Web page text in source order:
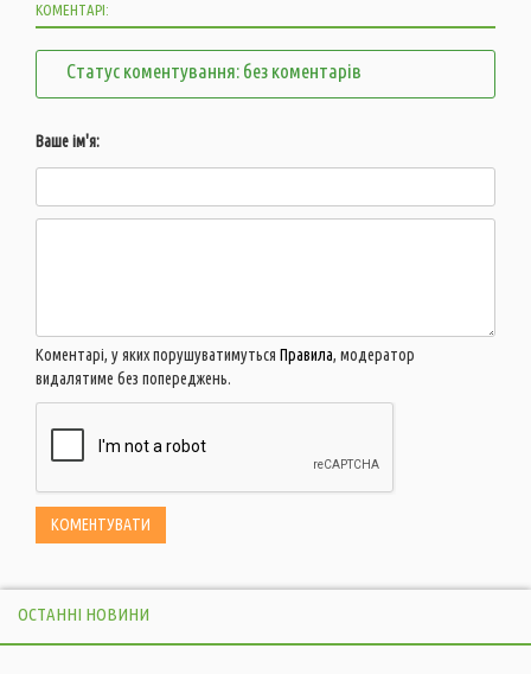
КОМЕНТАРІ:
Статус коментування: без коментарів
Ваше ім'я:
Коментарі, у яких порушуватимуться Правила, модератор
видалятиме без попереджень.
ОСТАННІ НОВИНИ